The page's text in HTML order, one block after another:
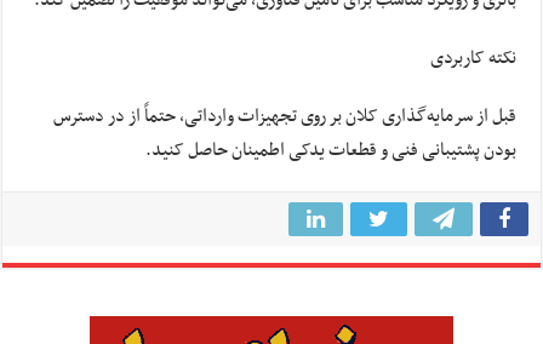
نکته کاربردی
قبل از سرمایه‌گذاری کلان بر روی تجهیزات وارداتی، حتماً از در دسترس
بودن پشتیبانی فنی و قطعات یدکی اطمینان حاصل کنید.